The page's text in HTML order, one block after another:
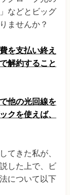
などとビッグ
ませんか？
を支払い終え
解約すること
他の光回線を
クを使えば、
てきた私が、
した上で、ビ
について以下